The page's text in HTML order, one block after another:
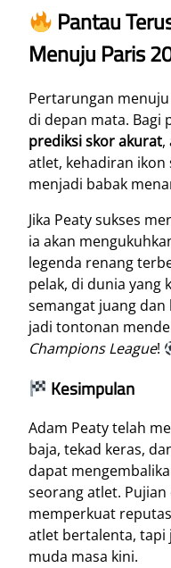
Pantau
Menuju Paris
Pertarungan
di depan mata. Bagi
prediksi skor akurat,
atlet, kehadiran ikon
menjadi babak
Jika Peaty sukses
ia akan
legenda renang
pelak, di dunia yang
semangat juang
jadi tontonan
Champions League!
Kesimpulan
Adam Peaty telah
baja, tekad keras,
dapat
seorang atlet.
memperkuat
atlet bertalenta, tapi
muda masa kini.